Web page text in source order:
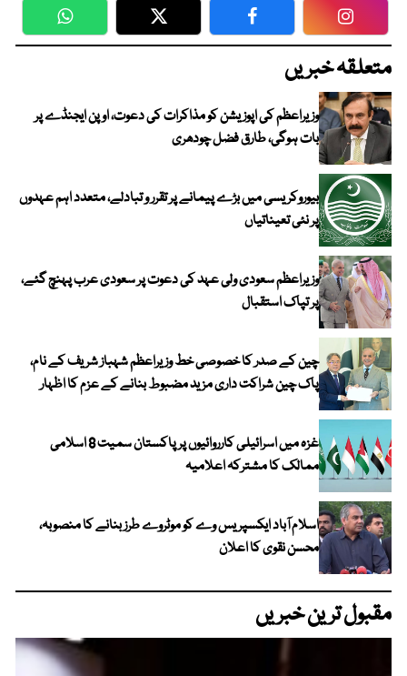
WhatsApp Twitter Facebook
متعلقہ خبریں
وزیراعظم کی اپوزیشن کو مذاکرات کی دعوت، اوپن ایجنڈے پر
بات ہوگی، طارق فضل چودھری
بیوروکریسی میں بڑے پیمانے پر تقرر و تبادلے، متعدد اہم عہدوں
پر نئی تعیناتیاں
وزیراعظم سعودی ولی عہد کی دعوت پر سعودی عرب پہنچ گئے،
پر تپاک استقبال
چین کے صدر کا خصوصی خط وزیراعظم شہباز شریف کے نام،
پاک چین شراکت داری مزید مضبوط بنانے کے عزم کا اظہار
غزہ میں اسرائیلی کارروائیوں پر پاکستان سمیت 8 اسلامی
ممالک کا مشترکہ اعلامیہ
اسلام آباد ایکسپریس وے کو موٹروے طرز بنانے کا منصوبہ،
محسن نقوی کا اعلان
مقبول ترین خبریں